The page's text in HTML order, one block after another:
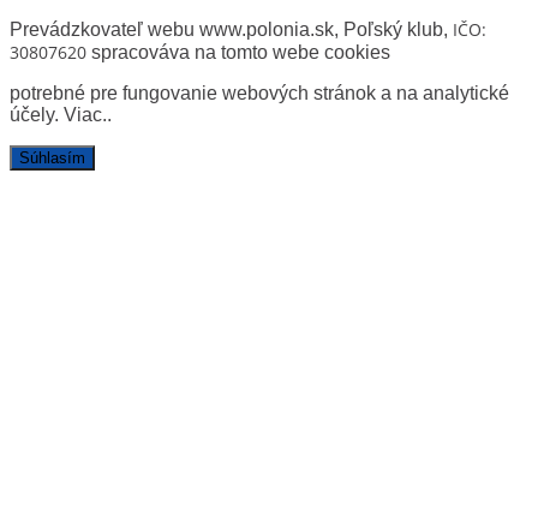
Prevádzkovateľ webu www.polonia.sk, Poľský klub, IČO:
30807620 spracováva na tomto webe cookies
potrebné pre fungovanie webových stránok a na analytické
účely. Viac..
Súhlasím